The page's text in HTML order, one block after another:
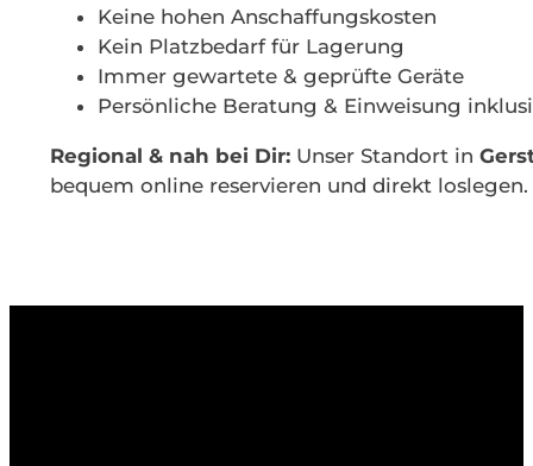
Keine hohen Anschaffungskosten
Kein Platzbedarf für Lagerung
Immer gewartete & geprüfte Geräte
Persönliche Beratung & Einweisung
Regional & nah bei Dir:Unser Standort in
bequem online reservieren und direkt loslegen.